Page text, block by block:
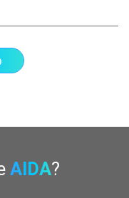
AIDA?